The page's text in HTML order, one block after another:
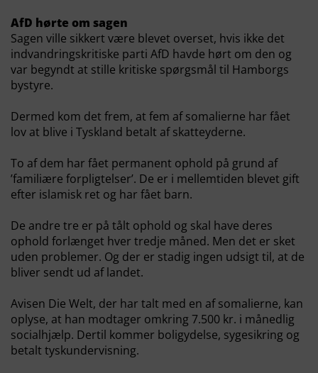
AfD hørte om sagen
Sagen ville sikkert være blevet overset, hvis ikke det
indvandringskritiske parti AfD havde hørt om den og
var begyndt at stille kritiske spørgsmål til Hamborgs
bystyre.
Dermed kom det frem, at fem af somalierne har fået
lov at blive i Tyskland betalt af skatteyderne.
To af dem har fået permanent ophold på grund af
’familiære forpligtelser’. De er i mellemtiden blevet gift
efter islamisk ret og har fået barn.
De andre tre er på tålt ophold og skal have deres
ophold forlænget hver tredje måned. Men det er sket
uden problemer. Og der er stadig ingen udsigt til, at de
bliver sendt ud af landet.
Avisen Die Welt, der har talt med en af somalierne, kan
oplyse, at han modtager omkring 7.500 kr. i månedlig
socialhjælp. Dertil kommer boligydelse, sygesikring og
betalt tyskundervisning.